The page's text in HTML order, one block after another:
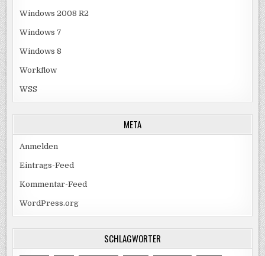
Windows 2008 R2
Windows 7
Windows 8
Workflow
WSS
META
Anmelden
Eintrags-Feed
Kommentar-Feed
WordPress.org
SCHLAGWÖRTER